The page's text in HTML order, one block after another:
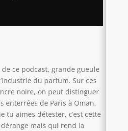
ce podcast, grande gueule
du parfum. Sur ces
noire, on peut distinguer
enterrées de Paris à Oman.
tu aimes détester, c’est cette
mais qui rend la